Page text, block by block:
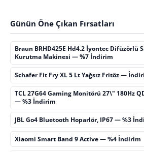
Günün Öne Çıkan Fırsatları
Braun BRHD425E Hd4.2 İyontec Difüzörlü
Kurutma Makinesi — %7 İndirim
Schafer Fit Fry XL 5 Lt Yağsız Fritöz —
TCL 27G64 Gaming Monitörü 27\" 180Hz
— %3 İndirim
JBL Go4 Bluetooth Hoparlör, IP67 — %3
Xiaomi Smart Band 9 Active — %4 İndirim